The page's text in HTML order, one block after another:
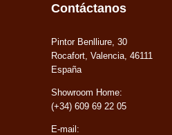
Contáctanos
Pintor Benlliure, 30
Rocafort, Valencia, 46111
España
Showroom Home:
(+34) 609 69 22 05
E-mail: